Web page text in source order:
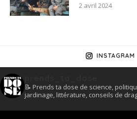
2 avril 2024
INSTAGRAM
📝 Prends ta dose de science,
jardinage, littérature, conseils de